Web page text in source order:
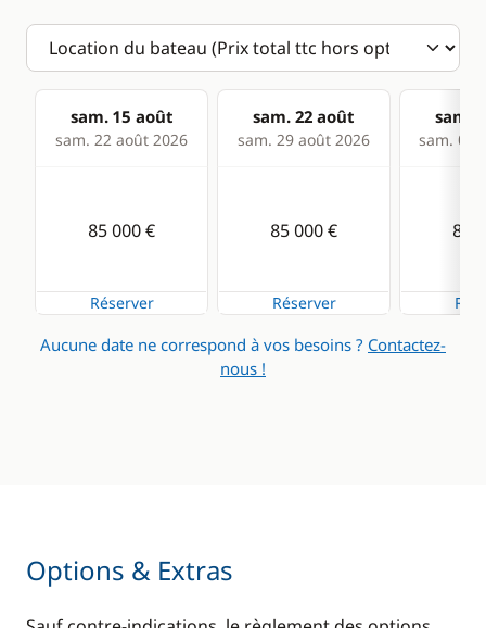
sam. 15 août
sam. 22 août 2026
sam. 22 août
sam. 29 août 2026
sam.
sam. 05
85 000 €
Réserver
85 000 €
Réserver
85
Aucune date ne correspond à vos besoins ? Contactez-
nous !
Options & Extras